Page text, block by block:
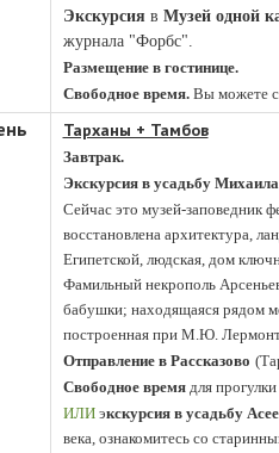
Экскурсия в Музей одной
журнала "Форбс".
Размещение в гостинице.
Свободное время. Вы можете
Тарханы + Тамбов
Завтрак.
Экскурсия в усадьбу
Сейчас это музей-заповедник
восстановлена архитектура,
Египетской, людская, дом
Фамильный некрополь
бабушки; находящаяся рядом
построенная при М.Ю.
Отправление в Рассказово
Свободное время для
ИЛИэкскурсия в усадьбу
века, ознакомитесьсо